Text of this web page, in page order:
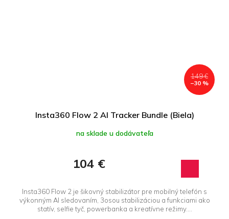
149 €
–30 %
Insta360 Flow 2 AI Tracker Bundle (Biela)
na sklade u dodávateľa
104 €
Insta360 Flow 2 je šikovný stabilizátor pre mobilný telefón s
výkonným AI sledovaním, 3osou stabilizáciou a funkciami ako
statív, selfie tyč, powerbanka a kreatívne režimy....